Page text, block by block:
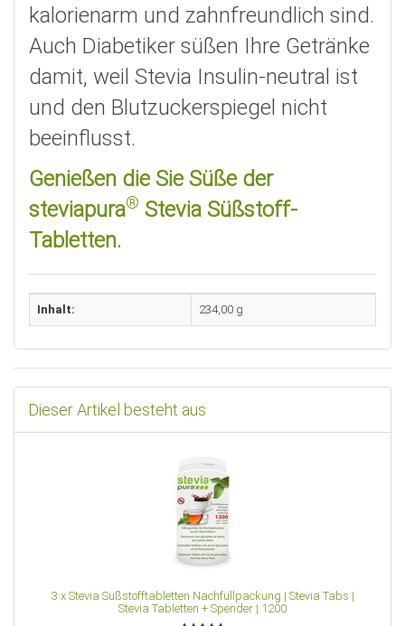
kalorienarm und zahnfreundlich sind.
Auch Diabetiker süßen Ihre Getränke
damit, weil Stevia Insulin-neutral ist
und den Blutzuckerspiegel nicht
beeinflusst.
Genießen die Sie Süße der
steviapura® Stevia Süßstoff-
Tabletten.
Inhalt: 234,00 g
Dieser Artikel besteht aus
3 x Stevia Süßstofftabletten Nachfüllpackung | Stevia Tabs |
Stevia Tabletten + Spender | 1200